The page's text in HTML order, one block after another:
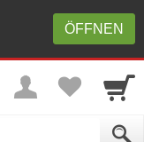
ÖFFNEN